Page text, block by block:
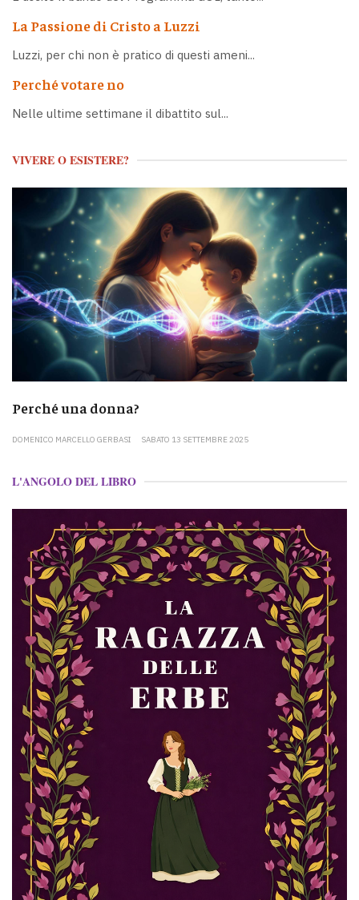
La Passione di Cristo a Luzzi
Luzzi, per chi non è pratico di questi ameni...
Perché votare no
Nelle ultime settimane il dibattito sul...
VIVERE O ESISTERE?
Perché una donna?
DOMENICO MARCELLO GERBASI SABATO 13 SETTEMBRE 2025
L'ANGOLO DEL LIBRO